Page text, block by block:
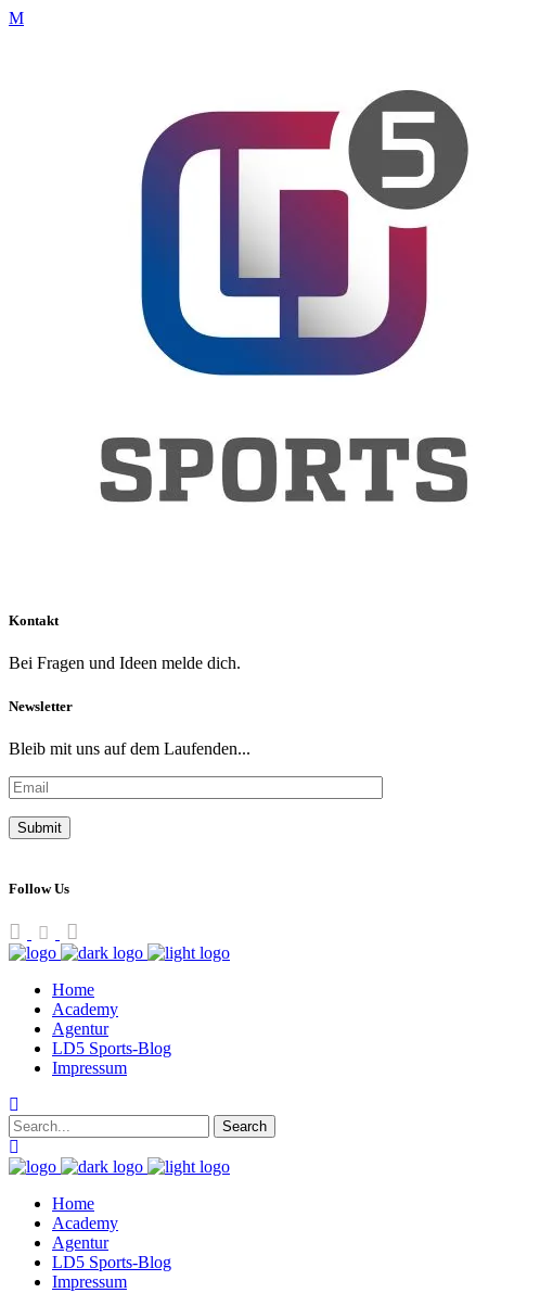
Kontakt
Bei Fragen und Ideen melde dich.
Newsletter
Bleib mit uns auf dem Laufenden...
Follow Us
Home
Academy
Agentur
LD5 Sports-Blog
Impressum
Home
Academy
Agentur
LD5 Sports-Blog
Impressum